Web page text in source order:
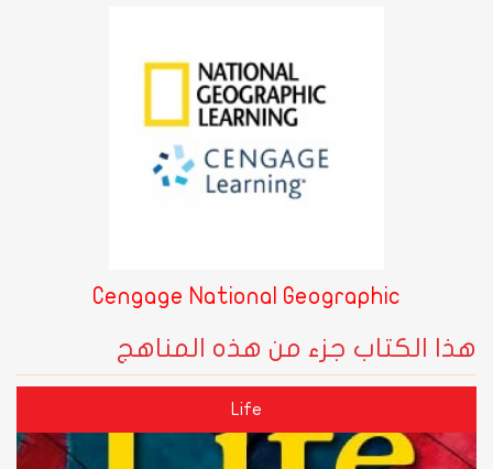
Cengage National Geographic
هذا الكتاب جزء من هذه المناهج
Life